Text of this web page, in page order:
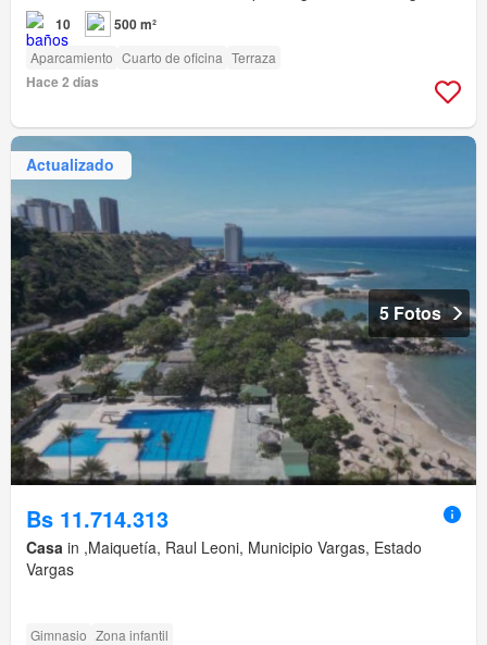
10 500 m²
Aparcamiento Cuarto de oficina Terraza
Hace 2 días
Actualizado
5 Fotos
Bs 11.714.313
Casa in ,Maiquetía, Raul Leoni, Municipio Vargas, Estado
Vargas
Gimnasio Zona infantil